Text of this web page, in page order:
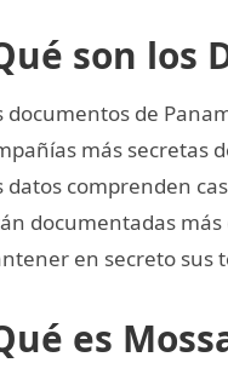
son los
documentos de
más secretas
datos comprenden
documentadas
en secreto sus
es